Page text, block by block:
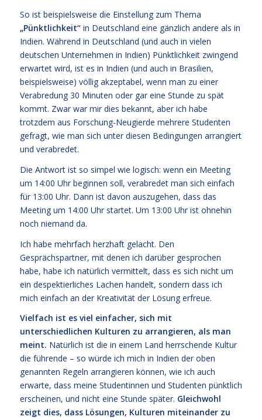
So ist beispielsweise die Einstellung zum Thema
„Pünktlichkeit“in Deutschland eine gänzlich andere als in
Indien. Während in Deutschland (und auch in vielen
deutschen Unternehmen in Indien) Pünktlichkeit zwingend
erwartet wird, ist es in Indien (und auch in Brasilien,
beispielsweise) völlig akzeptabel, wenn man zu einer
Verabredung 30 Minuten oder gar eine Stunde zu spät
kommt. Zwar war mir dies bekannt, aber ich habe
trotzdem aus Forschung-Neugierde mehrere Studenten
gefragt, wie man sich unter diesen Bedingungen arrangiert
und verabredet.
Die Antwort ist so simpel wie logisch: wenn ein Meeting
um 14:00 Uhr beginnen soll, verabredet man sich einfach
für 13:00 Uhr. Dann ist davon auszugehen, dass das
Meeting um 14:00 Uhr startet. Um 13:00 Uhr ist ohnehin
noch niemand da.
Ich habe mehrfach herzhaft gelacht. Den
Gesprächspartner, mit denen ich darüber gesprochen
habe, habe ich natürlich vermittelt, dass es sich nicht um
ein despektierliches Lachen handelt, sondern dass ich
mich einfach an der Kreativität der Lösung erfreue.
Vielfach ist es viel einfacher, sich mit
unterschiedlichen Kulturen zu arrangieren, als man
meint. Natürlich ist die in einem Land herrschende Kultur
die führende – so würde ich mich in Indien der oben
genannten Regeln arrangieren können, wie ich auch
erwarte, dass meine Studentinnen und Studenten pünktlich
erscheinen, und nicht eine Stunde später. Gleichwohl
zeigt dies, dass Lösungen, Kulturen miteinander zu